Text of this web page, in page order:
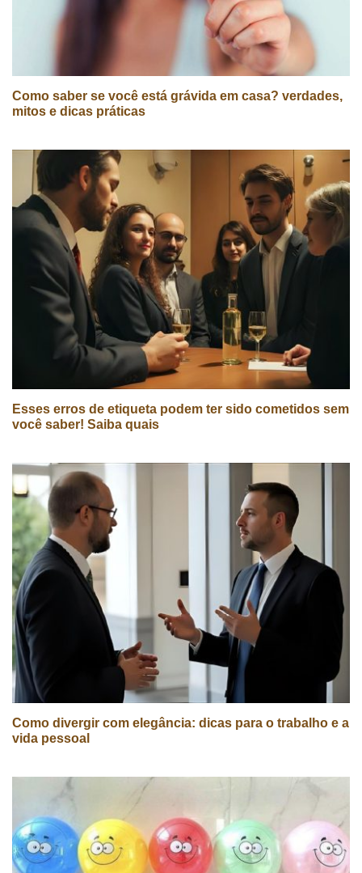
Como saber se você está grávida em casa? verdades,
mitos e dicas práticas
Esses erros de etiqueta podem ter sido cometidos sem
você saber! Saiba quais
Como divergir com elegância: dicas para o trabalho e a
vida pessoal